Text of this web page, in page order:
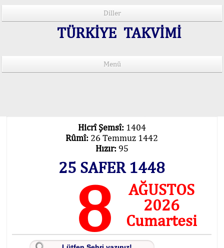
Diller
TÜRKİYE TAKVİMİ
Menü
Hicrî Şemsî: 1404
Rûmî: 26 Temmuz 1442
Hızır: 95
25 SAFER 1448
8
AĞUSTOS
2026
Cumartesi